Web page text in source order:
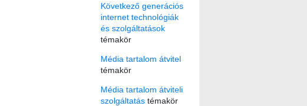
Következő generációs
internet technológiák
és szolgáltatások
témakör
Média tartalom átvitel
témakör
Média tartalom átviteli
szolgáltatástémakör